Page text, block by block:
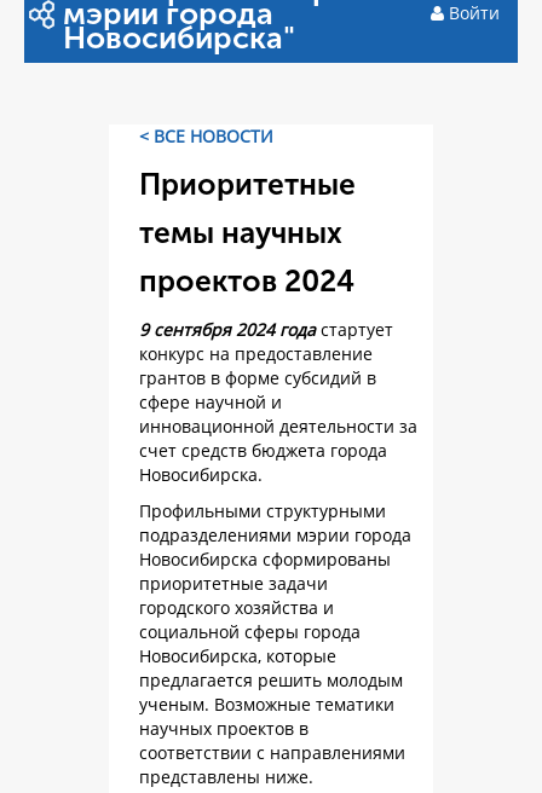
мэрии города
Новосибирска"
Войти
< ВСЕ НОВОСТИ
Приоритетные
темы научных
проектов 2024
9 сентября 2024 годастартует
конкурс на предоставление
грантов в форме субсидий в
сфере научной и
инновационной деятельности за
счет средств бюджета города
Новосибирска.
Профильными структурными
подразделениями мэрии города
Новосибирска сформированы
приоритетные задачи
городского хозяйства и
социальной сферы города
Новосибирска, которые
предлагается решить молодым
ученым. Возможные тематики
научных проектов в
соответствии с направлениями
представлены ниже.